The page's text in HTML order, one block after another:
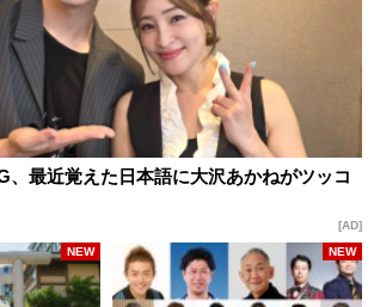
、最近覚えた日本語に大沢あかねがツッコ
AD
NEW NEW